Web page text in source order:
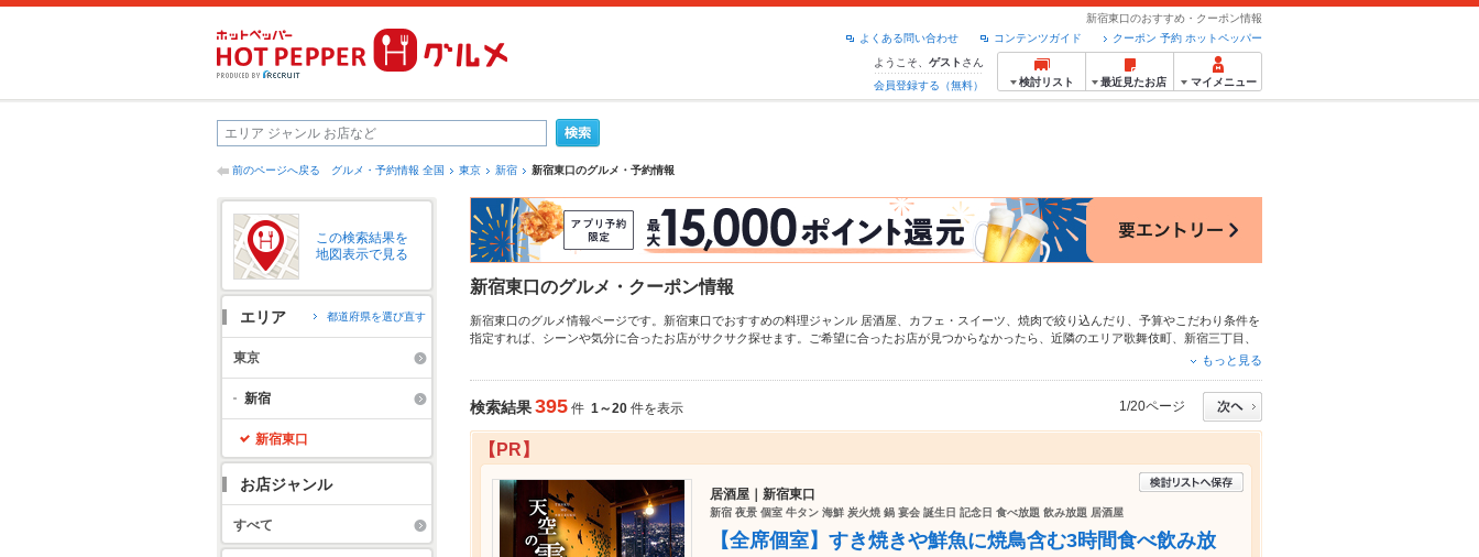
新宿東口のおすすめ・クーポン情報
クーポン 予約 ホットペッパー
コンテンツガイド
よくある問い合わせ
ようこそ、 ゲスト さん
会員登録する（無料）
検討リスト 最近見たお店 マイメニュー
前のページへ戻る グルメ・予約情報 全国 東京 新宿 新宿東口のグルメ・予約情報
この検索結果を
地図表示で見る
エリア 都道府県を選び直す
東京
新宿
新宿東口
お店ジャンル
すべて
新宿東口のグルメ・クーポン情報
新宿東口のグルメ情報ページです。新宿東口でおすすめの料理ジャンル 居酒屋 カフェ・スイーツ 焼肉で絞り込んだり、予算やこだわり条件を
指定すれば、シーンや気分に合ったお店がサクサク探せます。ご希望に合ったお店が見つからなかったら、近隣のエリア歌舞伎町 新宿三丁目
うどん 、そば
もっと見る
検索結果395 件 1～20 件を表示 1/20ページ
【PR】
居酒屋｜新宿東口
新宿 夜景 個室 牛タン 海鮮 炭火焼 鍋 宴会 誕生日 記念日 食べ放題 飲み放題 居酒屋
【全席個室】すき焼きや鮮魚に焼鳥含む3時間食べ飲み放